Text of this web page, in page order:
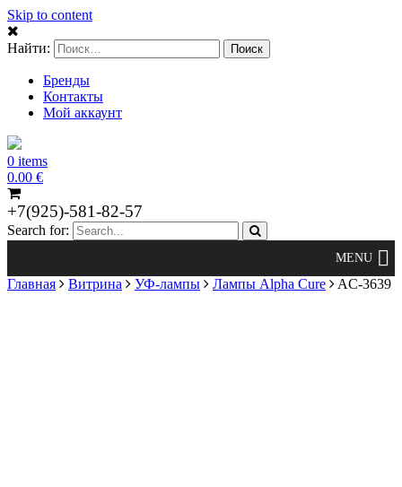
Skip to content
Найти:
Бренды
Контакты
Мой аккаунт
0 items
0.00 €
+7(925)-581-82-57
Search for:
Главная Витрина УФ-лампы Лампы Alpha Cure AC-3639